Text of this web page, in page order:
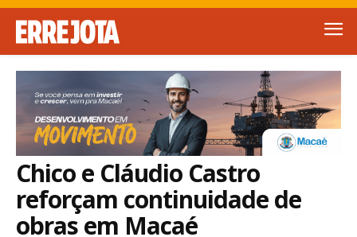
Chico e Cláudio Castro
reforçam continuidade de
obras em Macaé